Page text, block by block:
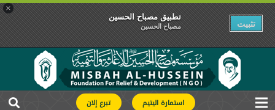
×
تطبیق مصباح الحسین
مصباح الحسین تثبیت
استمارة اليتيم تبرع إلان